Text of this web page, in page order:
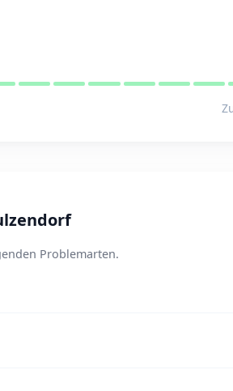
Problemarten.